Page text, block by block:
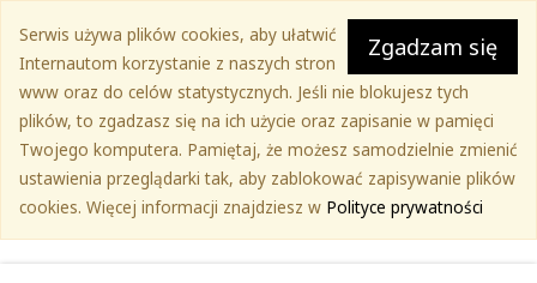
treści
głównej
Zgadzam się
Serwis używa plików cookies, aby ułatwić
Internautom korzystanie z naszych stron
www oraz do celów statystycznych. Jeśli nie blokujesz tych
plików, to zgadzasz się na ich użycie oraz zapisanie w pamięci
Twojego komputera. Pamiętaj, że możesz samodzielnie zmienić
ustawienia przeglądarki tak, aby zablokować zapisywanie plików
cookies. Więcej informacji znajdziesz w Polityce prywatności